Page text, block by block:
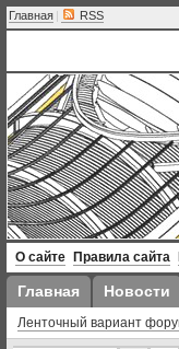
Главная | RSS
О сайте Правила сайта
Главная Новости
Ленточный вариант